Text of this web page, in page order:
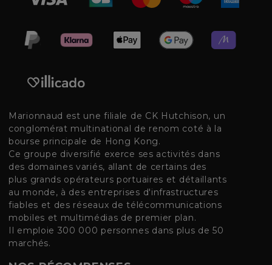
Marionnaud est une filiale de CK Hutchison, un
conglomérat multinational de renom coté à la
bourse principale de Hong Kong.
Ce groupe diversifié exerce ses activités dans
des domaines variés, allant de certains des
plus grands opérateurs portuaires et détaillants
au monde, à des entreprises d'infrastructures
fiables et des réseaux de télécommunications
mobiles et multimédias de premier plan.
Il emploie 300 000 personnes dans plus de 50
marchés.